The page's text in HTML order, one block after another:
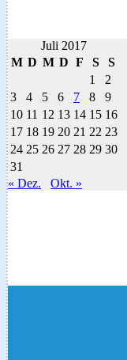
Juli 2017
M D M D F S
S
1
2
3
4 5 6 7 8
9
10 11 12 13 14 15 16
17 18 19 20 21 22 23
24 25 26 27 28 29 30
31
« Dez.
Okt. »